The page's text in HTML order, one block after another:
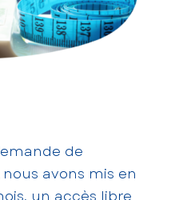
de
avons mis en
un accès libre